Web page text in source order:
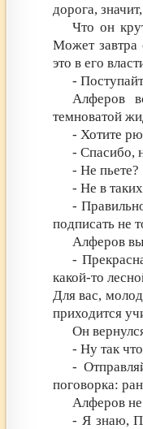
дорога,
Что он
Может завтра
это в его
-
Алферов
темноватой
- Хотите
- Спасибо,
- Не пьете?
- Не в
-
подписать не
Алферов
-
какой-то
Для вас,
приходится
Он
- Ну так
-
поговорка:
Алферов
- Я знаю,